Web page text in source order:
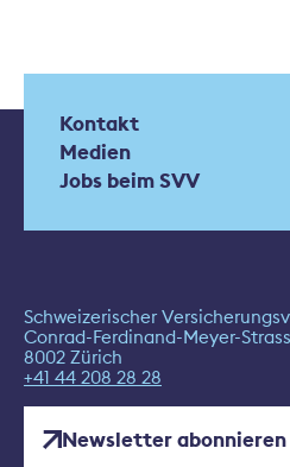
Kontakt
Medien
Jobs beim SVV
Schweizerischer
Conrad-Ferdinand-Meyer-
8002 Zürich
+41 44 208 28 28
Newsletter abonnieren